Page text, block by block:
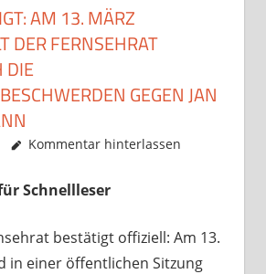
AM 13. MÄRZ
DER FERNSEHRAT
DIE
GEGEN JAN
Christian J. Becker
Uncategorized
Kommentar hinterlassen
Schnellleser
bestätigt offiziell: Am 13.
in einer öffentlichen Sitzung